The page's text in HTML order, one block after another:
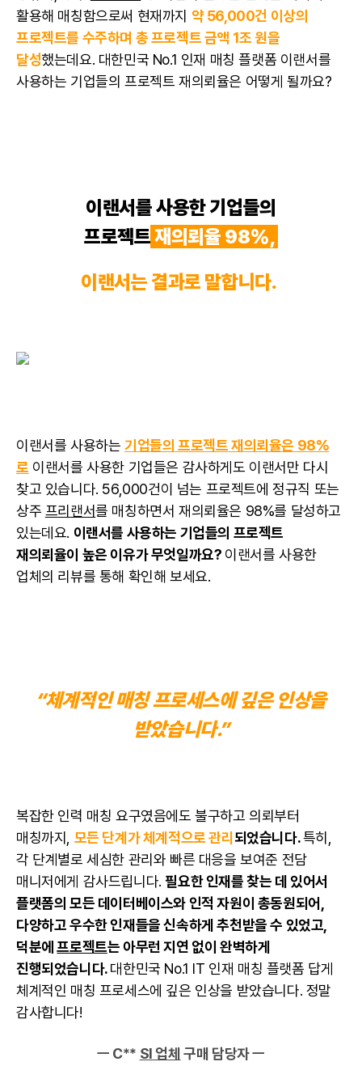
활용해 매칭함으로써 현재까지 약 56,000건 이상의
프로젝트를 수주하며 총 프로젝트 금액 1조 원을
달성했는데요. 대한민국 No.1 인재 매칭 플랫폼 이랜서를
사용하는 기업들의 프로젝트 재의뢰율은 어떻게 될까요?
이랜서를 사용한 기업들의
프로젝트재의뢰율 98%,
이랜서는 결과로 말합니다.
이랜서를 사용하는 기업들의 프로젝트재의뢰율은 98%
로 이랜서를 사용한 기업들은 감사하게도 이랜서만 다시
찾고 있습니다. 56,000건이 넘는 프로젝트에 정규직 또는
상주 프리랜서를 매칭하면서 재의뢰율은 98%를 달성하고
있는데요. 이랜서를 사용하는 기업들의 프로젝트
재의뢰율이 높은 이유가 무엇일까요? 이랜서를 사용한
업체의 리뷰를 통해 확인해 보세요.
“체계적인 매칭 프로세스에 깊은 인상을
받았습니다.”
복잡한 인력 매칭 요구였음에도 불구하고 의뢰부터
매칭까지, 모든 단계가 체계적으로 관리되었습니다.특히,
각 단계별로 세심한 관리와 빠른 대응을 보여준 전담
매니저에게 감사드립니다. 필요한 인재를 찾는 데 있어서
플랫폼의 모든 데이터베이스와 인적 자원이 총동원되어,
다양하고 우수한 인재들을 신속하게 추천받을 수 있었고,
덕분에 프로젝트는 아무런 지연 없이 완벽하게
진행되었습니다.대한민국 No.1 IT 인재 매칭 플랫폼 답게
체계적인 매칭 프로세스에 깊은 인상을 받았습니다. 정말
감사합니다!
ㅡ C** SI 업체 구매 담당자 ㅡ